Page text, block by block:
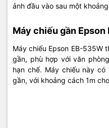
ảnh đầu vào sau một
Máy chiếu gần
Máy chiếu Epson EB-535W
gần, phù hợp với văn
hạn chế. Máy chiếu này
gần, với khoảng cách 1m